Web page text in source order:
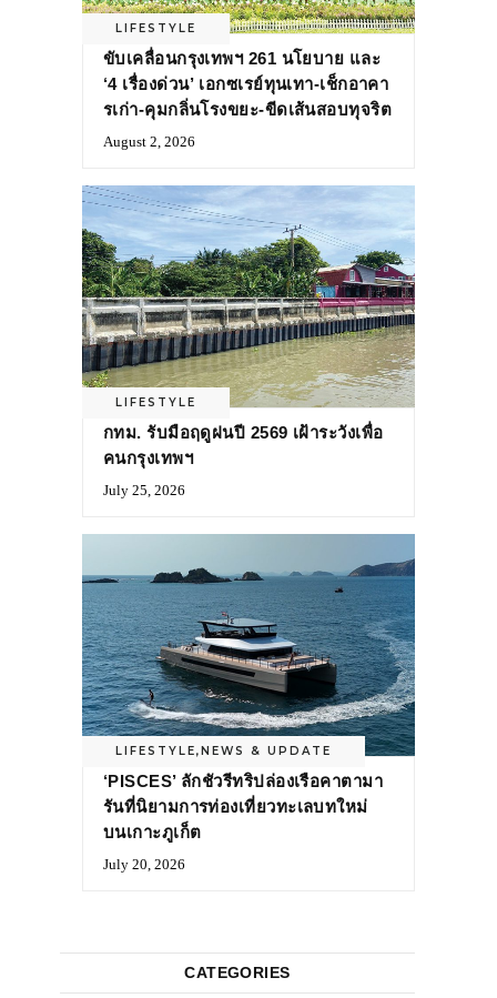
LIFESTYLE
ขับเคลื่อนกรุงเทพฯ 261 นโยบาย และ
‘4 เรื่องด่วน’ เอกซเรย์ทุนเทา-เช็กอาคา
รเก่า-คุมกลิ่นโรงขยะ-ขีดเส้นสอบทุจริต
August 2, 2026
LIFESTYLE
กทม. รับมือฤดูฝนปี 2569 เฝ้าระวังเพื่อ
คนกรุงเทพฯ
July 25, 2026
LIFESTYLE,NEWS & UPDATE
‘PISCES’ ลักชัวรีทริปล่องเรือคาตามา
รันที่นิยามการท่องเที่ยวทะเลบทใหม่
บนเกาะภูเก็ต
July 20, 2026
CATEGORIES